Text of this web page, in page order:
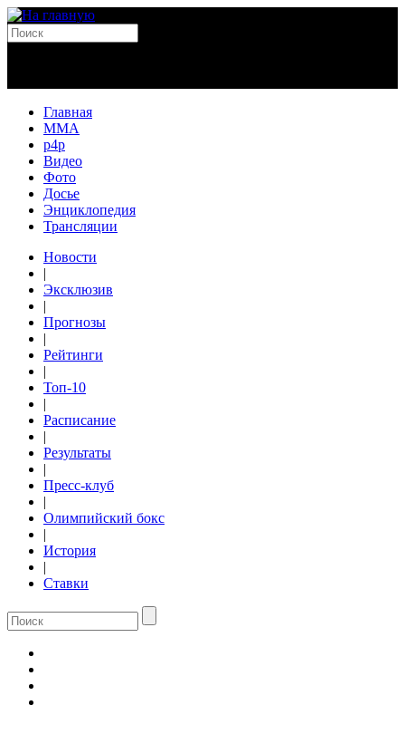
Главная
MMA
p4p
Видео
Фото
Досье
Энциклопедия
Трансляции
Новости
|
Эксклюзив
|
Прогнозы
|
Рейтинги
|
Топ-10
|
Расписание
|
Результаты
|
Пресс-клуб
|
Олимпийский бокс
|
История
|
Ставки